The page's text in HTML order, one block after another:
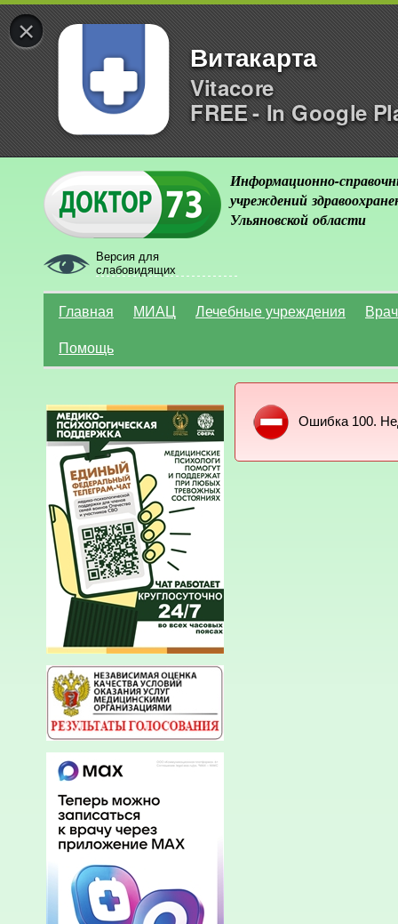
×
Витакарта
Vitacore
FREE - In Google
Версия для
слабовидящих
Информационно-
учреждений
Ульяновской области
Главная МИАЦ Лечебные учреждения
Помощь
Ошибка 100.